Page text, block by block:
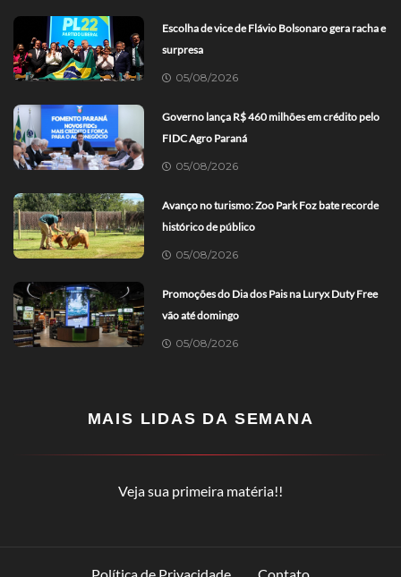
Escolha de vice de Flávio Bolsonaro gera racha e
surpresa
05/08/2026
Governo lança R$ 460 milhões em crédito pelo
FIDC Agro Paraná
05/08/2026
Avanço no turismo: Zoo Park Foz bate recorde
histórico de público
05/08/2026
Promoções do Dia dos Pais na Luryx Duty Free
vão até domingo
05/08/2026
MAIS LIDAS DA SEMANA
Veja sua primeira matéria!!